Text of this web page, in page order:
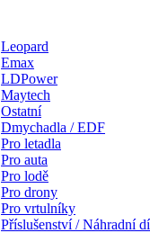
Leopard
Emax
LDPower
Maytech
Ostatní
Dmychadla / EDF
Pro letadla
Pro auta
Pro lodě
Pro drony
Pro vrtulníky
Příslušenství / Náhradní